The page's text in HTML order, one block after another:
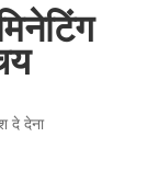
दे देना